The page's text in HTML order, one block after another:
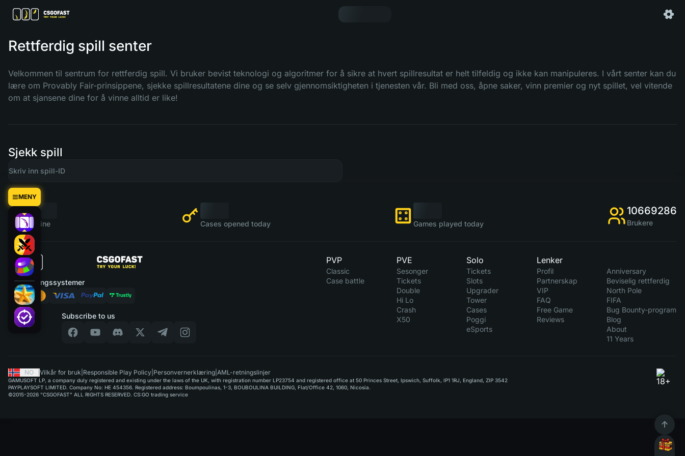
MENY
Rettferdig spill senter
Velkommen til sentrum for rettferdig spill. Vi bruker bevist teknologi og algoritmer for å sikre at hvert spillresultat er helt tilfeldig og ikke kan manipuleres. I vårt senter kan du
lære om Provably Fair-prinsippene, sjekke spillresultatene dine og se selv gjennomsiktigheten i tjenesten vår. Bli med oss, åpne saker, vinn premier og nyt spillet, vel vitende
om at sjansene dine for å vinne alltid er like!
Sjekk spill
Online Cases opened today Games played today
10669286
Brukere
Subscribe to us
Betalingssystemer
PVP
Classic
Case battle
PVE
Sesonger
Tickets
Double
Hi Lo
Crash
X50
Solo
Tickets
Slots
Upgrader
Tower
Cases
Poggi
eSports
Lenker
Profil
Partnerskap
VIP
FAQ
Free Game
Reviews
Anniversary
Beviselig rettferdig
North Pole
FIFA
Bug Bounty-program
Blog
About
11 Years
NO Vilkår for bruk Responsible Play Policy Personvernerklæring AML-retningslinjer
GAMUSOFT LP, a company duly registered and existing under the laws of the UK, with registration number LP23754 and registered office at 50 Princes Street, Ipswich, Suffolk, IP1 1RJ, England, ZIP 3542
PAYPLAYSOFT LIMITED. Company No: HE 454356. Registered address: Boumpoulinas, 1-3, BOUBOULINA BUILDING, Flat/Office 42, 1060, Nicosia.
©2015-2026 "CSGOFAST" ALL RIGHTS RESERVED. CS:GO trading service